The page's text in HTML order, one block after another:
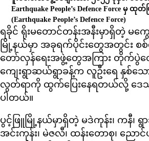
Earthquake People’s Defence Force မှ ထုတ်
(Earthquake People’s Defence Force)
ရခိုင် ရိုးမတောင်တန်းအနီးမှာရှိတဲ့ မကွေ
မြို့နယ်မှာ အခုရက်ပိုင်းတွေအတွင်း စ
တော်လှန်ရေးအဖွဲ့တွေအကြား တိုက်ပွဲတွ
ကျေးရွာဆယ်ရွာခန့်က လူဦးရေ နှစ်သေ
လွတ်ရာကို ထွက်ပြေးနေရတယ်လို့ ဒေ
ပါတယ်။
ပွင့်ဖြူမြို့နယ်မှာရှိတဲ့ မဒဲကုန်း၊ ကနီ၊ ရွာ
အင်းကုန်း၊ မဲဇလီ၊ ထန်းတောစု၊ ညောင်